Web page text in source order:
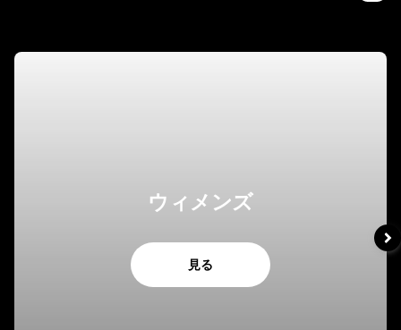
ウィメンズ
見る